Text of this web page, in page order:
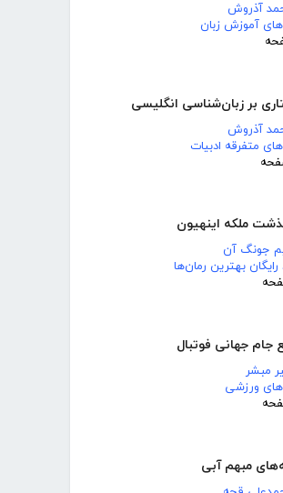
آذروش
آموزش زبان
بر زبان‌شناسی انگلیسی
آذروش
متفرقه ادبیات
ملکه اینهیون
جونگ آن
رایگان بهترین رمان‌ها
جام جهانی فوتبال
مبشر
ورزشی
مبهم آبی